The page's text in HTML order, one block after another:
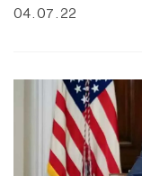
04 . 07 . 22